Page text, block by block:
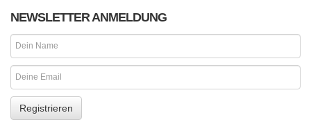
NEWSLETTER ANMELDUNG